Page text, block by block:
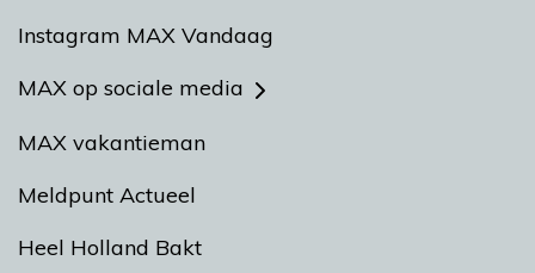
Instagram MAX Vandaag
MAX op sociale media
MAX vakantieman
Meldpunt Actueel
Heel Holland Bakt